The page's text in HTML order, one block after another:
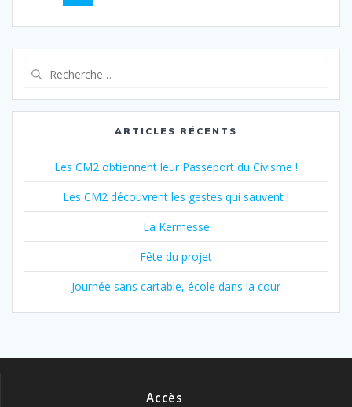
sein
des
articles
:
ARTICLES RÉCENTS
Les CM2 obtiennent leur Passeport du Civisme !
Les CM2 découvrent les gestes qui sauvent !
La Kermesse
Fête du projet
Journée sans cartable, école dans la cour
Accès